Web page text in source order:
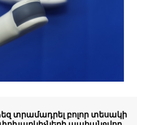
տրամադրել բոլոր տեսակի